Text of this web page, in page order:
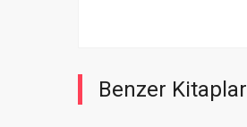
Benzer Kitaplar